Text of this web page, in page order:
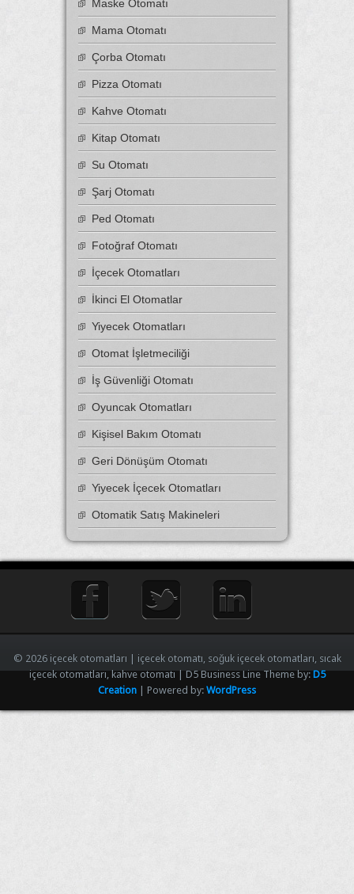
Maske Otomatı
Mama Otomatı
Çorba Otomatı
Pizza Otomatı
Kahve Otomatı
Kitap Otomatı
Su Otomatı
Şarj Otomatı
Ped Otomatı
Fotoğraf Otomatı
İçecek Otomatları
İkinci El Otomatlar
Yiyecek Otomatları
Otomat İşletmeciliği
İş Güvenliği Otomatı
Oyuncak Otomatları
Kişisel Bakım Otomatı
Geri Dönüşüm Otomatı
Yiyecek İçecek Otomatları
Otomatik Satış Makineleri
© 2026 içecek otomatları | içecek otomatı, soğuk içecek otomatları, sıcak
içecek otomatları, kahve otomatı | D5 Business Line Theme by:D5
Creation | Powered by: WordPress